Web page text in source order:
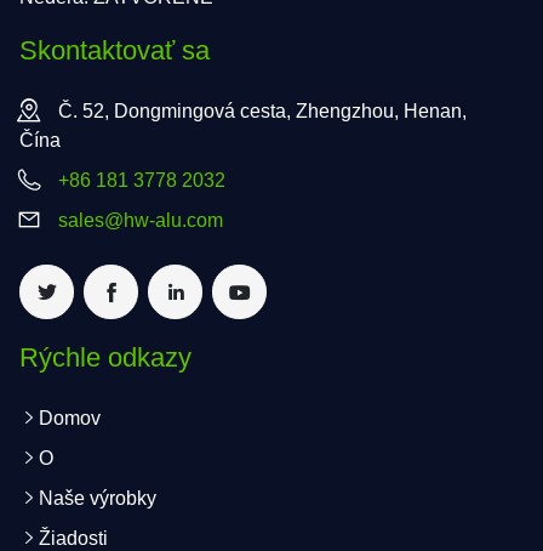
Skontaktovať sa
Č. 52, Dongmingová cesta, Zhengzhou, Henan,
Čína
+86 181 3778 2032
sales@hw-alu.com
Rýchle odkazy
Domov
O
Naše výrobky
Žiadosti